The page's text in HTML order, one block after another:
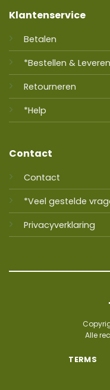
Klantenservice
Betalen
*Bestellen & Leveren
Retourneren
*Help
Contact
Contact
*Veel gestelde
Privacyverklaring
Alle
TERMS